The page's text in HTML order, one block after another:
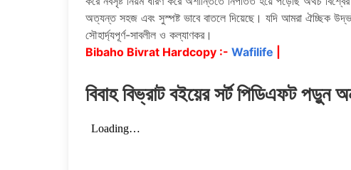
অত্যন্ত সহজ এবং সুস্পষ্ট ভাবে বাতলে দিয়েছে। যদি আমরা ঐচ্ছিক
সৌহার্দ্যপূর্ণ-সাবলীল ও কল্যাণকর।
Bibaho Bivrat Hardcopy :- Wafilife
বিবাহ বিভ্রাট বইয়ের সর্ট পিডিএফট পড়ুন